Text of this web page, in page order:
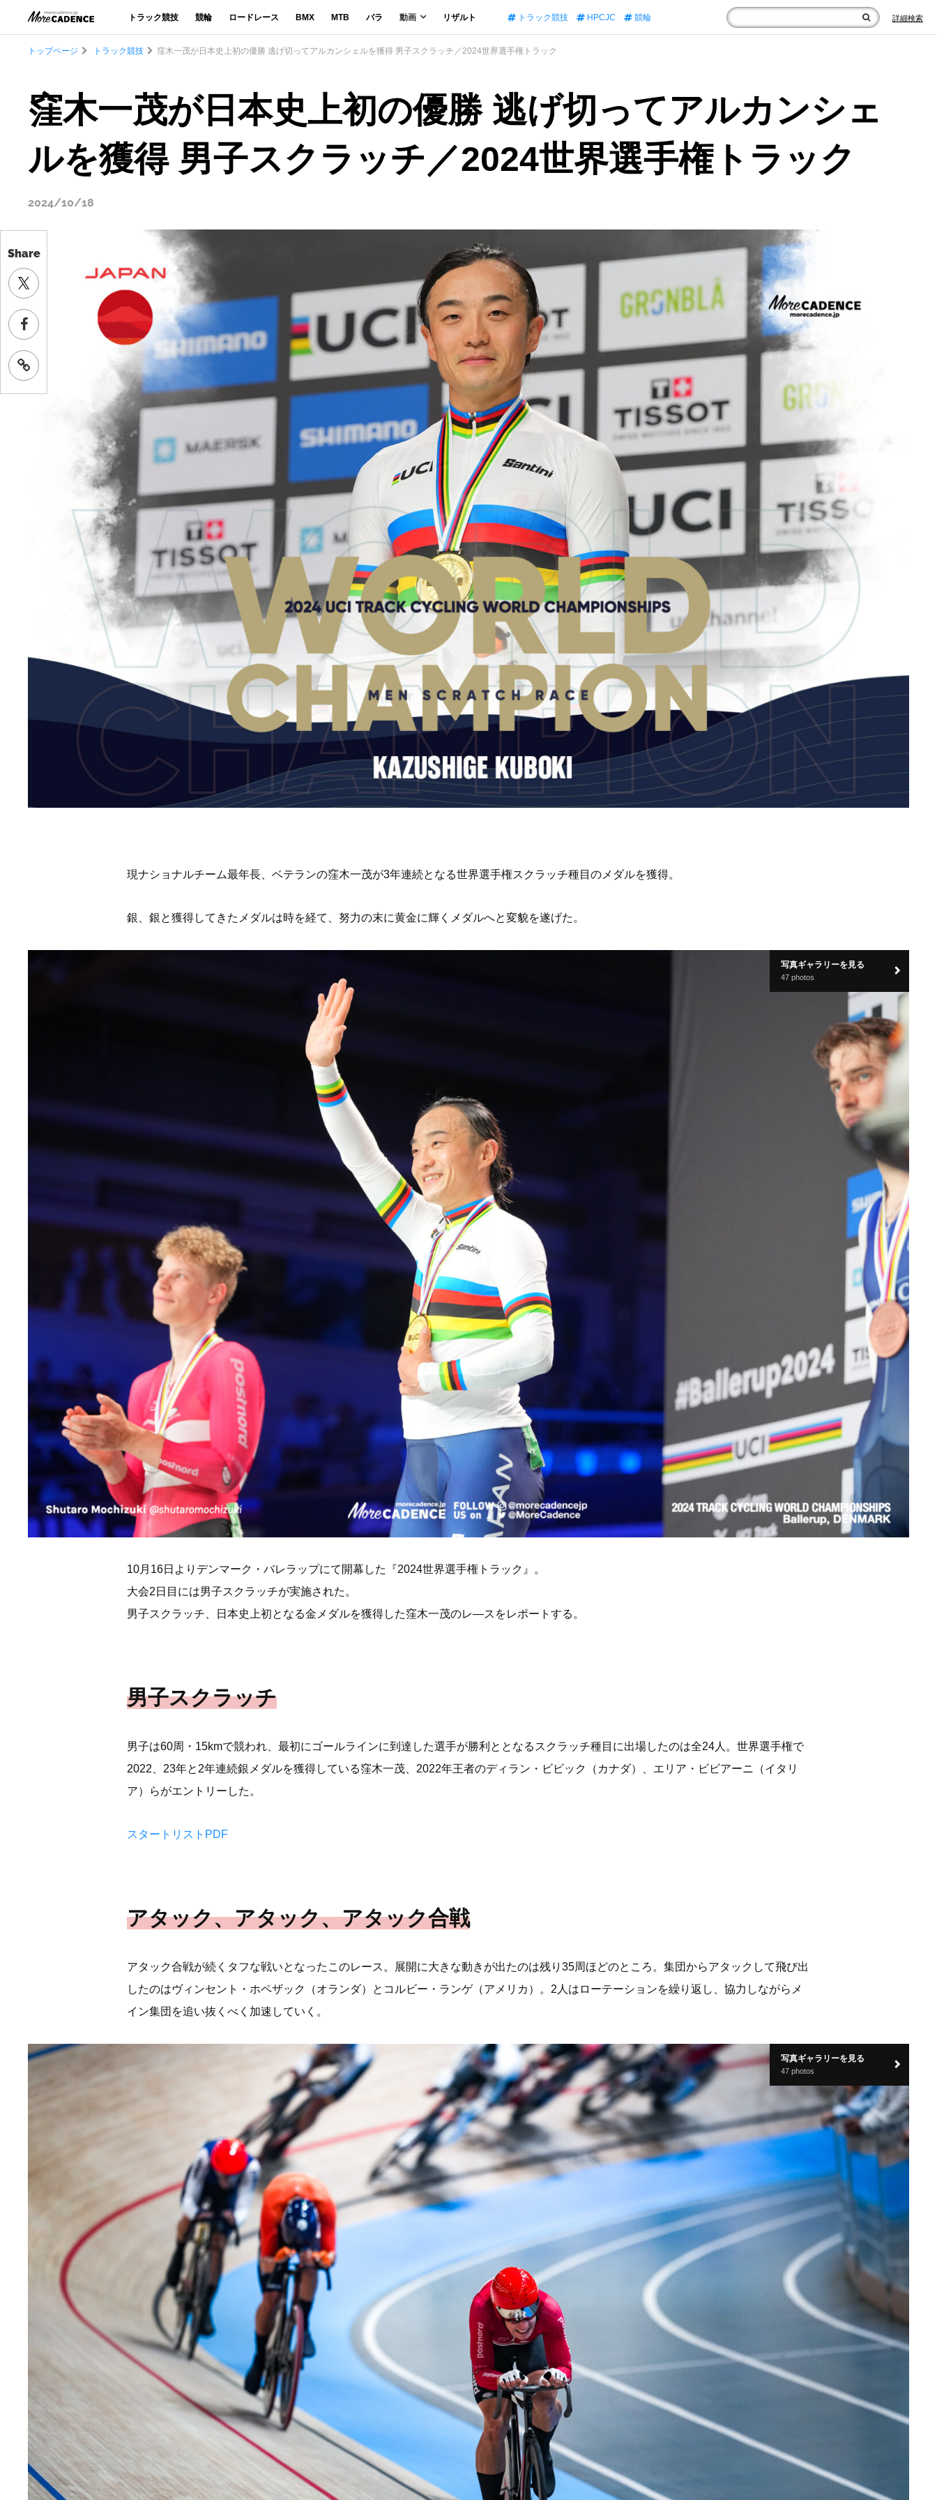
トラック競技 競輪 ロードレース BMX MTB パラ 動画 リザルト トラック競技 HPCJC 競輪 詳細検索
Share
トップページ トラック競技 窪木一茂が日本史上初の優勝 逃げ切ってアルカンシェルを獲得 男子スクラッチ／2024世界選手権トラック
窪木一茂が日本史上初の優勝 逃げ切ってアルカンシェ
ルを獲得 男子スクラッチ／2024世界選手権トラック
2024/10/18
現ナショナルチーム最年長、ベテランの窪木一茂が3年連続となる世界選手権スクラッチ種目のメダルを獲得。
銀、銀と獲得してきたメダルは時を経て、努力の末に黄金に輝くメダルへと変貌を遂げた。
写真ギャラリーを見る
47 photos
10月16日よりデンマーク・バレラップにて開幕した『2024世界選手権トラック』。
大会2日目には男子スクラッチが実施された。
男子スクラッチ、日本史上初となる金メダルを獲得した窪木一茂のレ―スをレポートする。
男子スクラッチ
男子は60周・15kmで競われ、最初にゴールラインに到達した選手が勝利ととなるスクラッチ種目に出場したのは全24人。世界選手権で
2022、23年と2年連続銀メダルを獲得している窪木一茂、2022年王者のディラン・ビビック（カナダ）、エリア・ビビアーニ（イタリ
ア）らがエントリーした。
スタートリストPDF
アタック、アタック、アタック合戦
アタック合戦が続くタフな戦いとなったこのレース。展開に大きな動きが出たのは残り35周ほどのところ。集団からアタックして飛び出
したのはヴィンセント・ホペザック（オランダ）とコルビー・ランゲ（アメリカ）。2人はローテーションを繰り返し、協力しながらメ
イン集団を追い抜くべく加速していく。
写真ギャラリーを見る
47 photos